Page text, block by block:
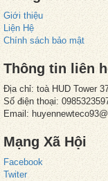
Giới thiệu
Liện Hệ
Chính sách bảo mật
Thông tin liên
Địa chỉ: toà HUD Tower
Số điện thoại:
Email:
Mạng Xã Hội
Facebook
Twiter